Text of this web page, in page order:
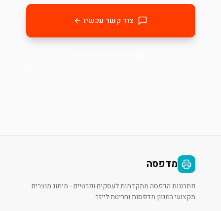
צור קשר עכשיו
מדפסה
פתרונות הדפסה מתקדמות לעסקים ופרטיים - מיתוג מוצרים
מקצועי במגוון מדפסות וחריטת לייזר.